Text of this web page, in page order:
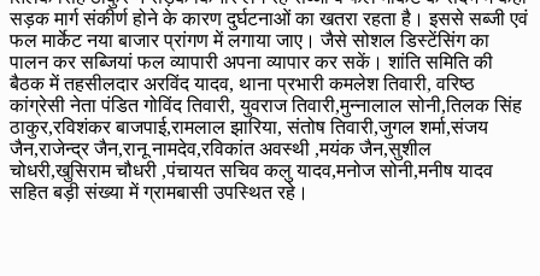
सड़क मार्ग संकीर्ण होने के कारण दुर्घटनाओं का खतरा रहता है। इससे सब्जी एवं
फल मार्केट नया बाजार प्रांगण में लगाया जाए। जैसे सोशल डिस्टेंसिंग का
पालन कर सब्जियां फल व्यापारी अपना व्यापार कर सकें। शांति समिति की
बैठक में तहसीलदार अरविंद यादव, थाना प्रभारी कमलेश तिवारी, वरिष्ठ
कांग्रेसी नेता पंडित गोविंद तिवारी, युवराज तिवारी,मुन्नालाल सोनी,तिलक सिंह
ठाकुर,रविशंकर बाजपाई,रामलाल झारिया, संतोष तिवारी,जुगल शर्मा,संजय
जैन,राजेन्द्र जैन,रानू नामदेव,रविकांत अवस्थी ,मयंक जैन,सुशील
चोधरी,खुसिराम चौधरी ,पंचायत सचिव कलु यादव,मनोज सोनी,मनीष यादव
सहित बड़ी संख्या में ग्रामबासी उपस्थित रहे।